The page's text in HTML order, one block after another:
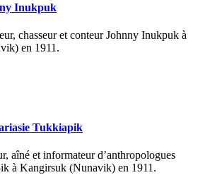
Inukpuk
chasseur et conteur Johnny Inukpuk à
en 1911.
Tukkiapik
aîné et informateur d’anthropologues
à Kangirsuk (Nunavik) en 1911.